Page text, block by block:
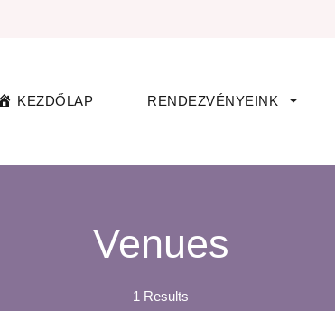
KEZDŐLAP RENDEZVÉNYEINK
Venues
1 Results